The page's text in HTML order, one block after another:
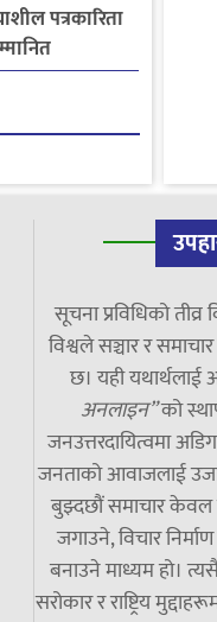
पत्रकारिता
सूचना प्रविधिको
विश्वले सञ्चार र
छ। यही यथार्थलाई
अनलाइन”को
जनउत्तरदायित्वमा
जनताको आवाजलाई
बुझ्दछौं समाचार केवल
जगाउने, विचार
बनाउने माध्यम हो।
सरोकार र राष्ट्रिय